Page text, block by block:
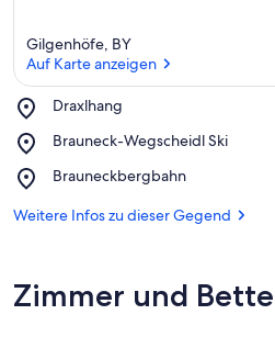
Gilgenhöfe, BY
Auf Karte anzeigen
Draxlhang
Place,
Brauneck-Wegscheidl Ski
Place,
Wegscheidl
Brauneckbergbahn
Place,
Weitere Infos zu dieser Gegend
Zimmer und